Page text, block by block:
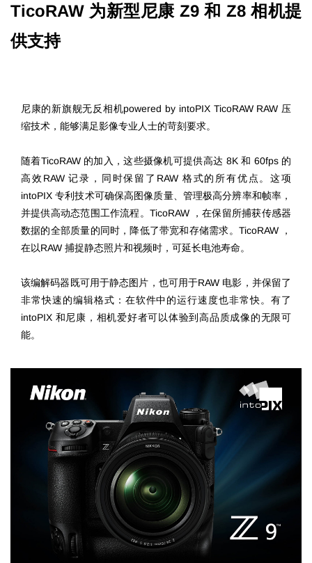
TicoRAW 为新型尼康 Z9 和 Z8 相机提
供支持
尼康的新旗舰无反相机powered by intoPIX TicoRAW RAW 压
缩技术，能够满足影像专业人士的苛刻要求。
随着TicoRAW 的加入，这些摄像机可提供高达 8K 和 60fps 的
高效RAW 记录，同时保留了RAW 格式的所有优点。这项
intoPIX 专利技术可确保高图像质量、管理极高分辨率和帧率，
并提供高动态范围工作流程。TicoRAW ，在保留所捕获传感器
数据的全部质量的同时，降低了带宽和存储需求。TicoRAW ，
在以RAW 捕捉静态照片和视频时，可延长电池寿命。
该编解码器既可用于静态图片，也可用于RAW 电影，并保留了
非常快速的编辑格式：在软件中的运行速度也非常快。有了
intoPIX 和尼康，相机爱好者可以体验到高品质成像的无限可
能。